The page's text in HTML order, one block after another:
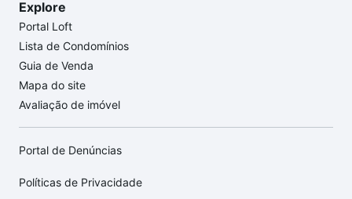
Explore
Portal Loft
Lista de Condomínios
Guia de Venda
Mapa do site
Avaliação de imóvel
Portal de Denúncias
Políticas de Privacidade